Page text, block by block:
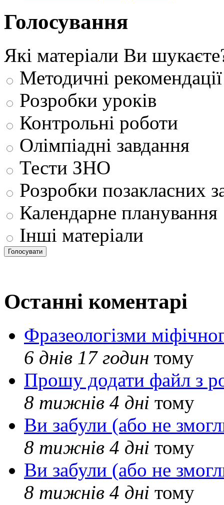
Голосування
Які матеріали Ви
Методичні рекомендації
Розробки уроків
Контрольні роботи
Олімпіадні завдання
Тести ЗНО
Розробки позакласних
Календарне планування
Інші матеріали
Останні коментарі
Фразеологізми
6 днів 17 годин тому
Прошу додати файл з
8 тижнів 4 дні тому
Ви забули (або не
8 тижнів 4 дні тому
Ви забули (або не
8 тижнів 4 дні тому